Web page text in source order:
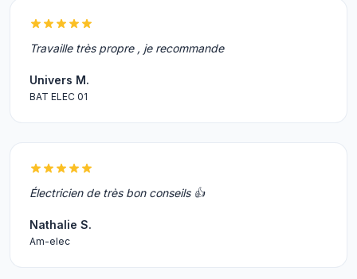
Travaille très propre , je recommande
Univers M.
BAT ELEC 01
Électricien de très bon conseils 👍
Nathalie S.
Am-elec